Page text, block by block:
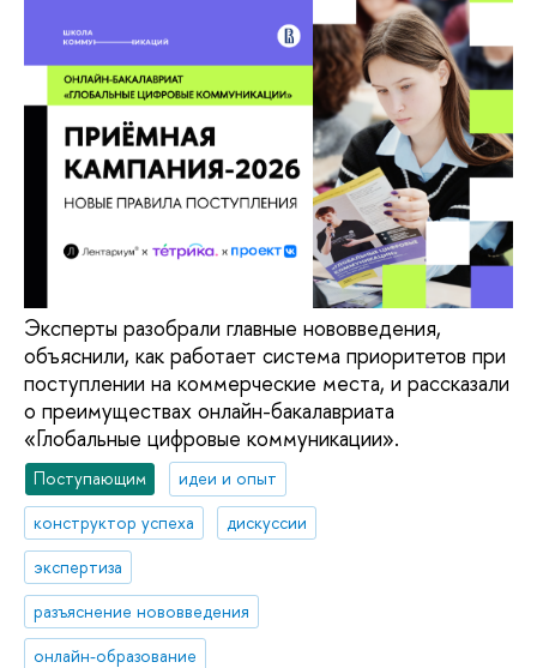
Эксперты разобрали главные нововведения,
объяснили, как работает система приоритетов при
поступлении на коммерческие места, и рассказали
о преимуществах онлайн-бакалавриата
«Глобальные цифровые коммуникации».
Поступающим
идеи и опыт
конструктор успеха
дискуссии
экспертиза
разъяснение нововведения
онлайн-образование